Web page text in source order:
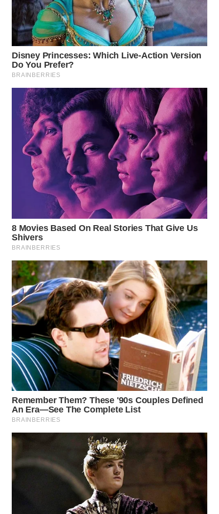
PRIANGAN
TIMUR
WN
SEMARANG
SOLO
WN
BOROBUDUR
WN
MADURA
WN
WN
NATUNA
WN
BINTAN
WN
MANDALIKA
WN
LIKUPANG
WN
LABUANBAJO
WN
BORNEO
Wahana
Group